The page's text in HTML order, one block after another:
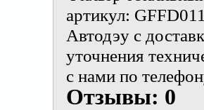
артикул:
Автодэу с
уточнения
с нами по
Отзывы: 0